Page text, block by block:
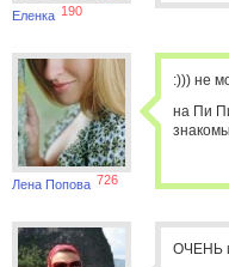
Еленка 190
Лена Попова 726
:))) не
на Пи
ОЧЕНЬ